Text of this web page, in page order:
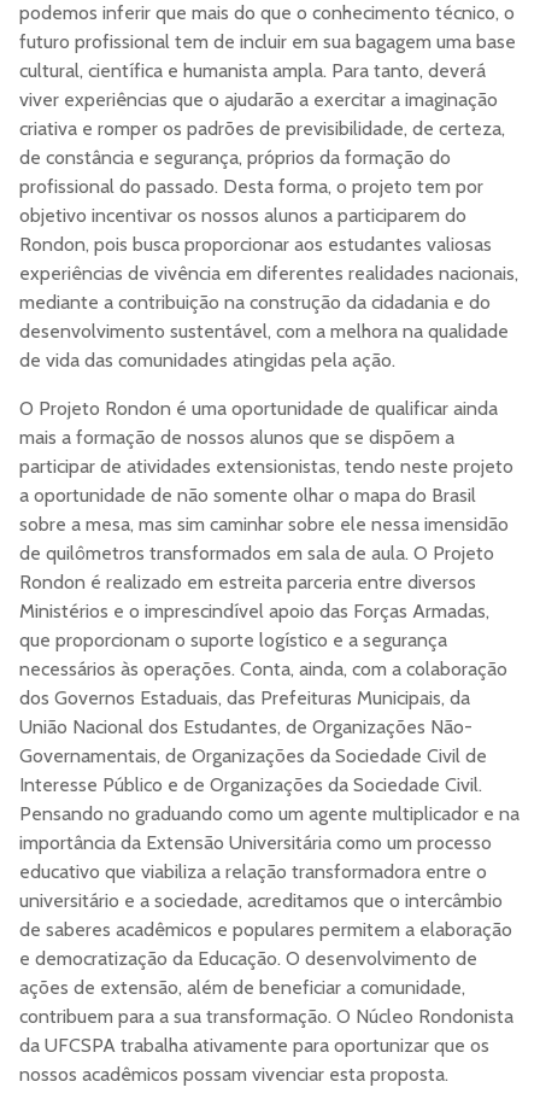
podemos inferir que mais do que o conhecimento técnico, o
futuro profissional tem de incluir em sua bagagem uma base
cultural, científica e humanista ampla. Para tanto, deverá
viver experiências que o ajudarão a exercitar a imaginação
criativa e romper os padrões de previsibilidade, de certeza,
de constância e segurança, próprios da formação do
profissional do passado. Desta forma, o projeto tem por
objetivo incentivar os nossos alunos a participarem do
Rondon, pois busca proporcionar aos estudantes valiosas
experiências de vivência em diferentes realidades nacionais,
mediante a contribuição na construção da cidadania e do
desenvolvimento sustentável, com a melhora na qualidade
de vida das comunidades atingidas pela ação.
O Projeto Rondon é uma oportunidade de qualificar ainda
mais a formação de nossos alunos que se dispõem a
participar de atividades extensionistas, tendo neste projeto
a oportunidade de não somente olhar o mapa do Brasil
sobre a mesa, mas sim caminhar sobre ele nessa imensidão
de quilômetros transformados em sala de aula. O Projeto
Rondon é realizado em estreita parceria entre diversos
Ministérios e o imprescindível apoio das Forças Armadas,
que proporcionam o suporte logístico e a segurança
necessários às operações. Conta, ainda, com a colaboração
dos Governos Estaduais, das Prefeituras Municipais, da
União Nacional dos Estudantes, de Organizações Não-
Governamentais, de Organizações da Sociedade Civil de
Interesse Público e de Organizações da Sociedade Civil.
Pensando no graduando como um agente multiplicador e na
importância da Extensão Universitária como um processo
educativo que viabiliza a relação transformadora entre o
universitário e a sociedade, acreditamos que o intercâmbio
de saberes acadêmicos e populares permitem a elaboração
e democratização da Educação. O desenvolvimento de
ações de extensão, além de beneficiar a comunidade,
contribuem para a sua transformação. O Núcleo Rondonista
da UFCSPA trabalha ativamente para oportunizar que os
nossos acadêmicos possam vivenciar esta proposta.